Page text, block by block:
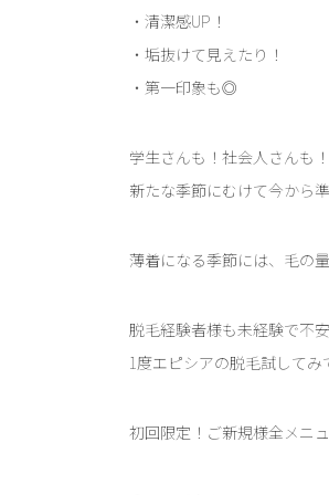
・清潔感UP！
・垢抜けて見えたり！
・第一印象も◎
学生さんも！社会人さんも！
新たな季節にむけて今から
薄着になる季節には、毛の
脱毛経験者様も未経験で不
1度エピシアの脱毛試して
初回限定！ご新規様全メニ